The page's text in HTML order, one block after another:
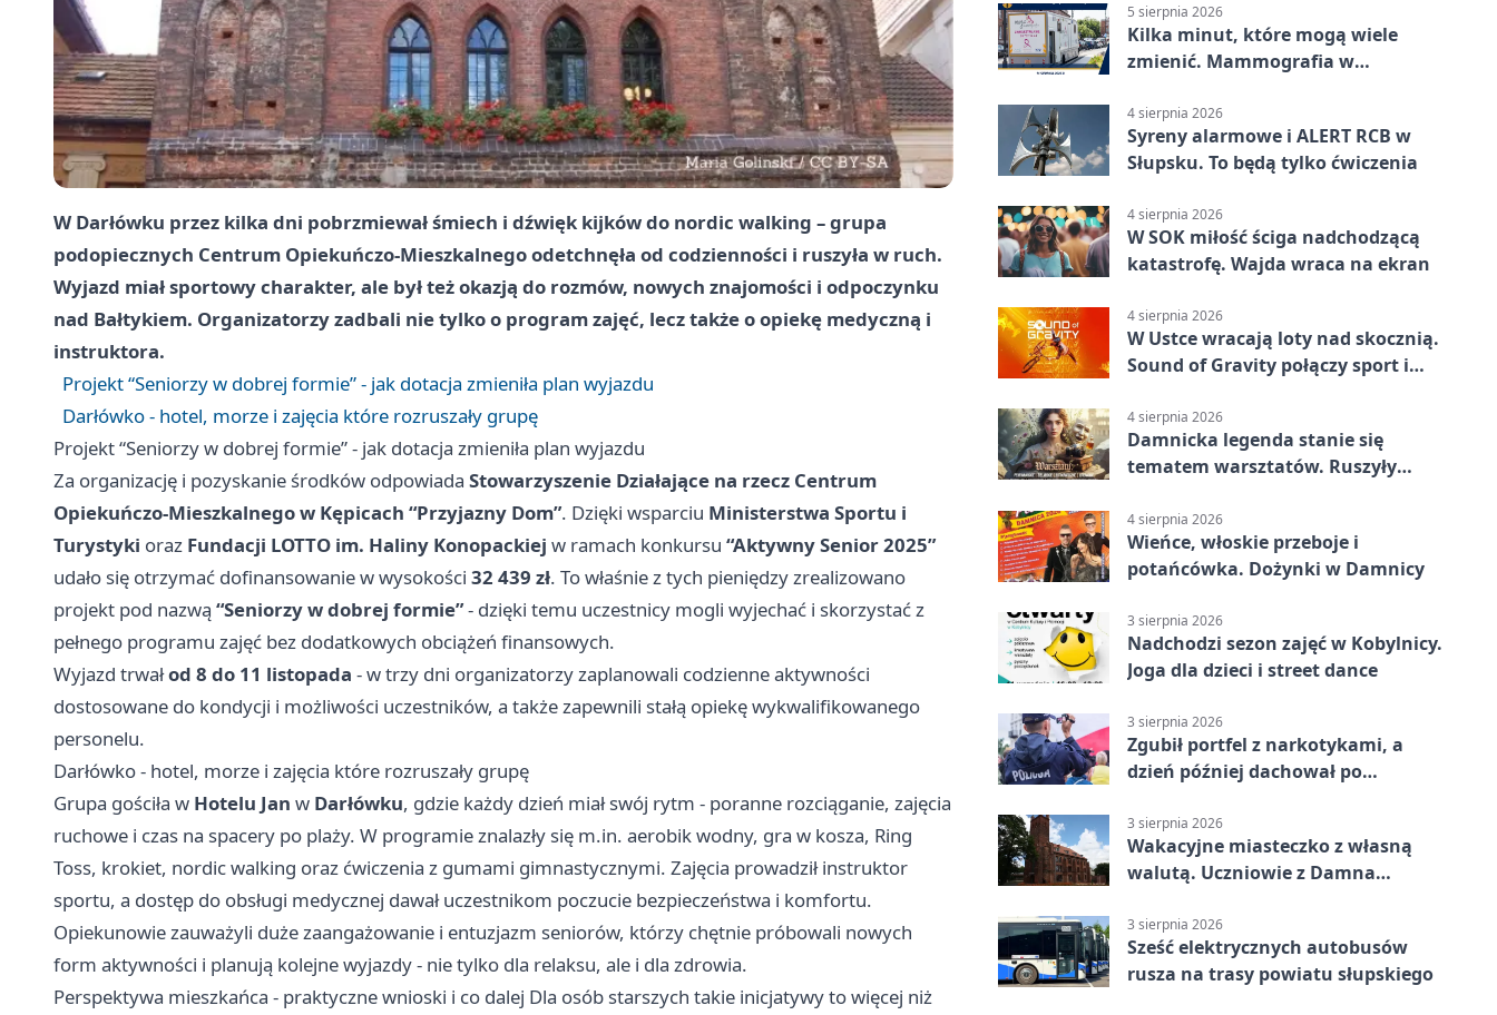
W Darłówku przez kilka dni pobrzmiewał śmiech i dźwięk kijków do nordic walking – grupa
podopiecznych Centrum Opiekuńczo-Mieszkalnego odetchnęła od codzienności i ruszyła w ruch.
Wyjazd miał sportowy charakter, ale był też okazją do rozmów, nowych znajomości i odpoczynku
nad Bałtykiem. Organizatorzy zadbali nie tylko o program zajęć, lecz także o opiekę medyczną i
instruktora.
Projekt “Seniorzy w dobrej formie” - jak dotacja zmieniła plan wyjazdu
Darłówko - hotel, morze i zajęcia które rozruszały grupę
Projekt “Seniorzy w dobrej formie” - jak dotacja zmieniła plan wyjazdu
Za organizację i pozyskanie środków odpowiada Stowarzyszenie Działające na rzecz Centrum
Opiekuńczo-Mieszkalnego w Kępicach “Przyjazny Dom”. Dzięki wsparciu Ministerstwa Sportu i
Turystyki oraz Fundacji LOTTO im. Haliny Konopackiej w ramach konkursu “Aktywny Senior 2025”
udało się otrzymać dofinansowanie w wysokości 32 439 zł. To właśnie z tych pieniędzy zrealizowano
projekt pod nazwą “Seniorzy w dobrej formie”- dzięki temu uczestnicy mogli wyjechać i skorzystać z
pełnego programu zajęć bez dodatkowych obciążeń finansowych.
Wyjazd trwałod 8 do 11 listopada - w trzy dni organizatorzy zaplanowali codzienne aktywności
dostosowane do kondycji i możliwości uczestników, a także zapewnili stałą opiekę wykwalifikowanego
personelu.
Darłówko - hotel, morze i zajęcia które rozruszały grupę
Grupa gościła w Hotelu Jan w Darłówku, gdzie każdy dzień miał swój rytm - poranne rozciąganie, zajęcia
ruchowe i czas na spacery po plaży. W programie znalazły się m.in. aerobik wodny, gra w kosza, Ring
Toss, krokiet, nordic walking oraz ćwiczenia z gumami gimnastycznymi. Zajęcia prowadził instruktor
sportu, a dostęp do obsługi medycznej dawał uczestnikom poczucie bezpieczeństwa i komfortu.
Opiekunowie zauważyli duże zaangażowanie i entuzjazm seniorów, którzy chętnie próbowali nowych
form aktywności i planują kolejne wyjazdy - nie tylko dla relaksu, ale i dla zdrowia.
Perspektywa mieszkańca - praktyczne wnioski i co dalej Dla osób starszych takie inicjatywy to więcej niż
5 sierpnia 2026
Kilka minut, które mogą wiele
zmienić. Mammografia w
4 sierpnia 2026
Syreny alarmowe i ALERT RCB w
Słupsku. To będą tylko ćwiczenia
4 sierpnia 2026
W SOK miłość ściga nadchodzącą
katastrofę. Wajda wraca na ekran
4 sierpnia 2026
W Ustce wracają loty nad skocznią.
Sound of Gravity połączy sport i
4 sierpnia 2026
Damnicka legenda stanie się
tematem warsztatów. Ruszyły
4 sierpnia 2026
Wieńce, włoskie przeboje i
potańcówka. Dożynki w Damnicy
3 sierpnia 2026
Nadchodzi sezon zajęć w Kobylnicy.
Joga dla dzieci i street dance
3 sierpnia 2026
Zgubił portfel z narkotykami, a
dzień później dachował po
3 sierpnia 2026
Wakacyjne miasteczko z własną
walutą. Uczniowie z Damna
3 sierpnia 2026
Sześć elektrycznych autobusów
rusza na trasy powiatu słupskiego